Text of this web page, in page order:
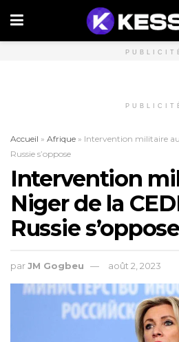
Accueil » Afrique » Intervention militaire
Russie s’oppose
Intervention
Niger de la
Russie s’oppose
parJM Gogbeu août 2, 2023